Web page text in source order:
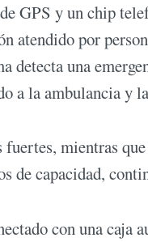
GPS y un chip
atendido por
detecta una
a la ambulancia y
mientras
de capacidad,
con una caja